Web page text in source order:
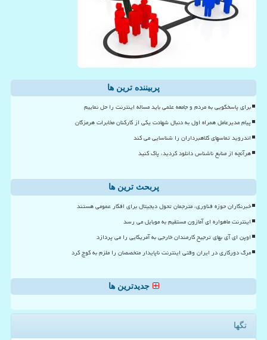
پربیننده ترین ها
برای پاسخگویی به مردم و جامعه علمی باید مساله اینترنت را حل نماییم
پیام مدیرعامل همراه اول به دنبال شهادت یکی از کارکنان مخابرات هرمزگان
اندروید تماسهای کلاهبرداران را شناسایی می کند
هرآنچه از منابع ناشناس دانلود کردید، پاک کنید
پربحث ترین ها
خبرنگاران حوزه فناوری، مترجمان تحول دیجیتال برای افکار عمومی هستند
اینترنت ماهواره ای آمازون مستقیم به موبایل می رسد
اوپن ای آی بهای ترجیح کارمندان خارجی به آمریکایی را می پردازد
مرگ دورکاری در ایران وقتی اینترنت ناپایدار متخصصان را ملزم به کوچ کرد
جدیدترین ها
تگها